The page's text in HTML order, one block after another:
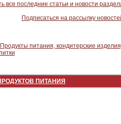
все последние статьи и новости
Подписаться на рассылку
ПИТАНИЯ